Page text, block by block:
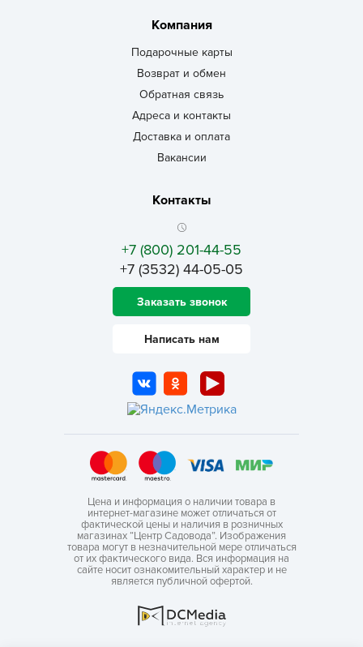
Компания
Подарочные карты
Возврат и обмен
Обратная связь
Адреса и контакты
Доставка и оплата
Вакансии
Контакты
+7 (800) 201-44-55
+7 (3532) 44-05-05
Заказать звонок
Написать нам
Цена и информация о наличии товара в
интернет-магазине может отличаться от
фактической цены и наличия в розничных
магазинах “Центр Садовода”. Изображения
товара могут в незначительной мере отличаться
от их фактического вида. Вся информация на
сайте носит ознакомительный характер и не
является публичной офертой.